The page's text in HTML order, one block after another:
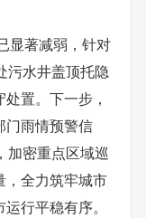
显著减弱，针对
污水井盖顶托隐
置。下一步，
门雨情预警信
加密重点区域巡
，全力筑牢城市
行平稳有序。